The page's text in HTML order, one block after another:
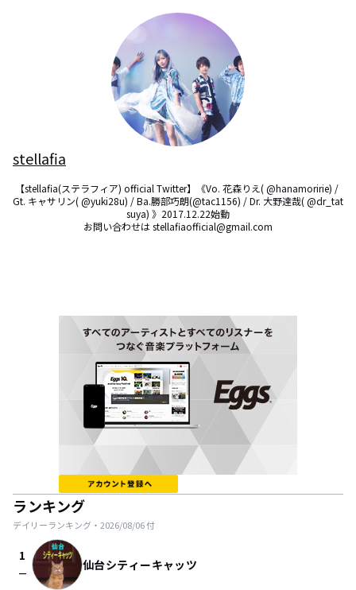
stellafia
【stellafia(ステラフィア) official Twitter】《Vo. 花森りえ( @hanamoririe) /
Gt. キャサリン( @yuki28u) / Ba.勝部巧朗(@tac1156) / Dr. 大野達哉( @dr_tat
suya) 》2017.12.22始動
お問い合わせは stellafiaofficial@gmail.com
ランキング
デイリーランキング・ 2026/08/06付
1
check_indeterminate_small 仙台シティーキャッツ